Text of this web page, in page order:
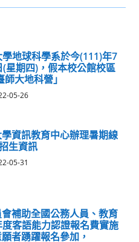
地球科學系於今(111)年7
星期四)，假本校公館校區
大地科營」
05-26
資訊教育中心辦理暑期線
生資訊
05-31
補助全國公務人員、教育
客語能力認證報名費實施
者踴躍報名參加，